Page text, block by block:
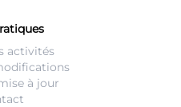
activités
à jour